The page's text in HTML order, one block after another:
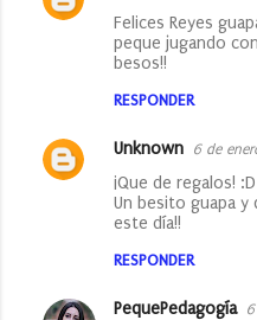
o
Felices Reyes
peque jugando
besos!!
RESPONDER
Unknown 6 de
¡Que de regalos! :D
Un besito guapa
este día!!
RESPONDER
PequePedagogía